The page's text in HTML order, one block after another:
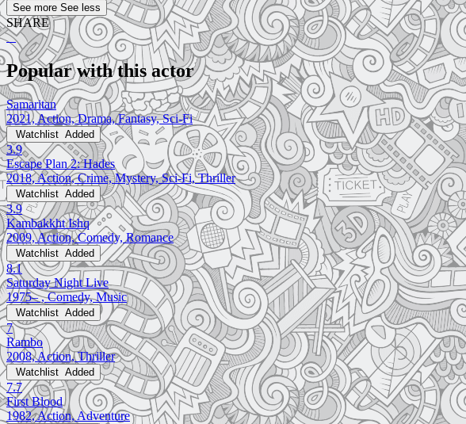
See more See less
SHARE
Popular with this actor
Samaritan
2021, Action, Drama, Fantasy, Sci-Fi
Watchlist Added
3.9
Escape Plan 2: Hades
2018, Action, Crime, Mystery, Sci-Fi, Thriller
Watchlist Added
3.9
Kambakkht Ishq
2009, Action, Comedy, Romance
Watchlist Added
8.1
Saturday Night Live
1975– , Comedy, Music
Watchlist Added
7
Rambo
2008, Action, Thriller
Watchlist Added
7.7
First Blood
1982, Action, Adventure